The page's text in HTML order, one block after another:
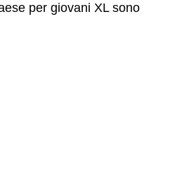
per giovani XL sono